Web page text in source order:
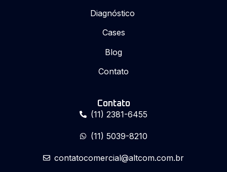
Diagnóstico
Cases
Blog
Contato
Contato
(11) 2381-6455
(11) 5039-8210
contatocomercial@altcom.com.br